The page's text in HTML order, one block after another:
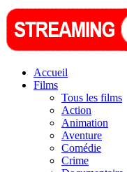
Accueil
Films
Tous les films
Action
Animation
Aventure
Comédie
Crime